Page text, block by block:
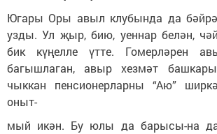
Югары Оры авыл клубында да
узды. Ул җыр, бию, уеннар белән,
бик күңелле үтте. Гомерләрен
багышлаган, авыр хезмәт
чыккан пенсионерларны “Аю”
оныт-
мый икән. Бу юлы да барысы-на да